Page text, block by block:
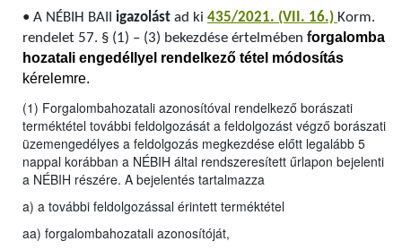
• A NÉBIH BAII igazolást ad ki 435/2021. (VII. 16.) Korm.
rendelet 57. § (1) – (3) bekezdése értelmében forgalomba
hozatali engedéllyel rendelkező tétel módosítás
kérelemre.
(1) Forgalombahozatali azonosítóval rendelkező borászati
terméktétel további feldolgozását a feldolgozást végző borászati
üzemengedélyes a feldolgozás megkezdése előtt legalább 5
nappal korábban a NÉBIH által rendszeresített űrlapon bejelenti
a NÉBIH részére. A bejelentés tartalmazza
a) a további feldolgozással érintett terméktétel
aa) forgalombahozatali azonosítóját,